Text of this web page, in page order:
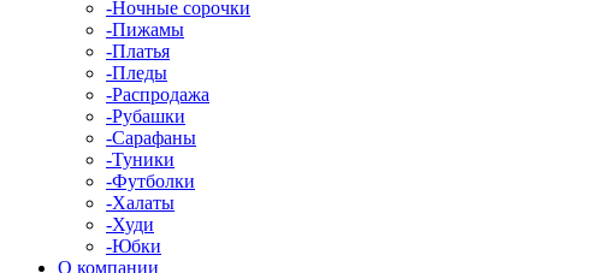
-Ночные сорочки
-Пижамы
-Платья
-Пледы
-Распродажа
-Рубашки
-Сарафаны
-Туники
-Футболки
-Халаты
-Худи
-Юбки
О компании